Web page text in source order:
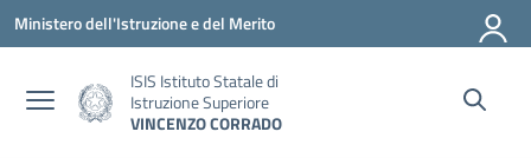
Vai ai contenuti
Vai al menu di navigazione
Vai al footer
Ministero dell'Istruzione e del Merito
ISIS Istituto Statale di
Istruzione Superiore
VINCENZO CORRADO